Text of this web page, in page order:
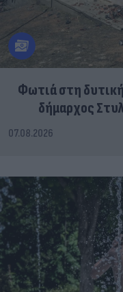
Φωτιά στη
δήμαρχος
07.08.2026